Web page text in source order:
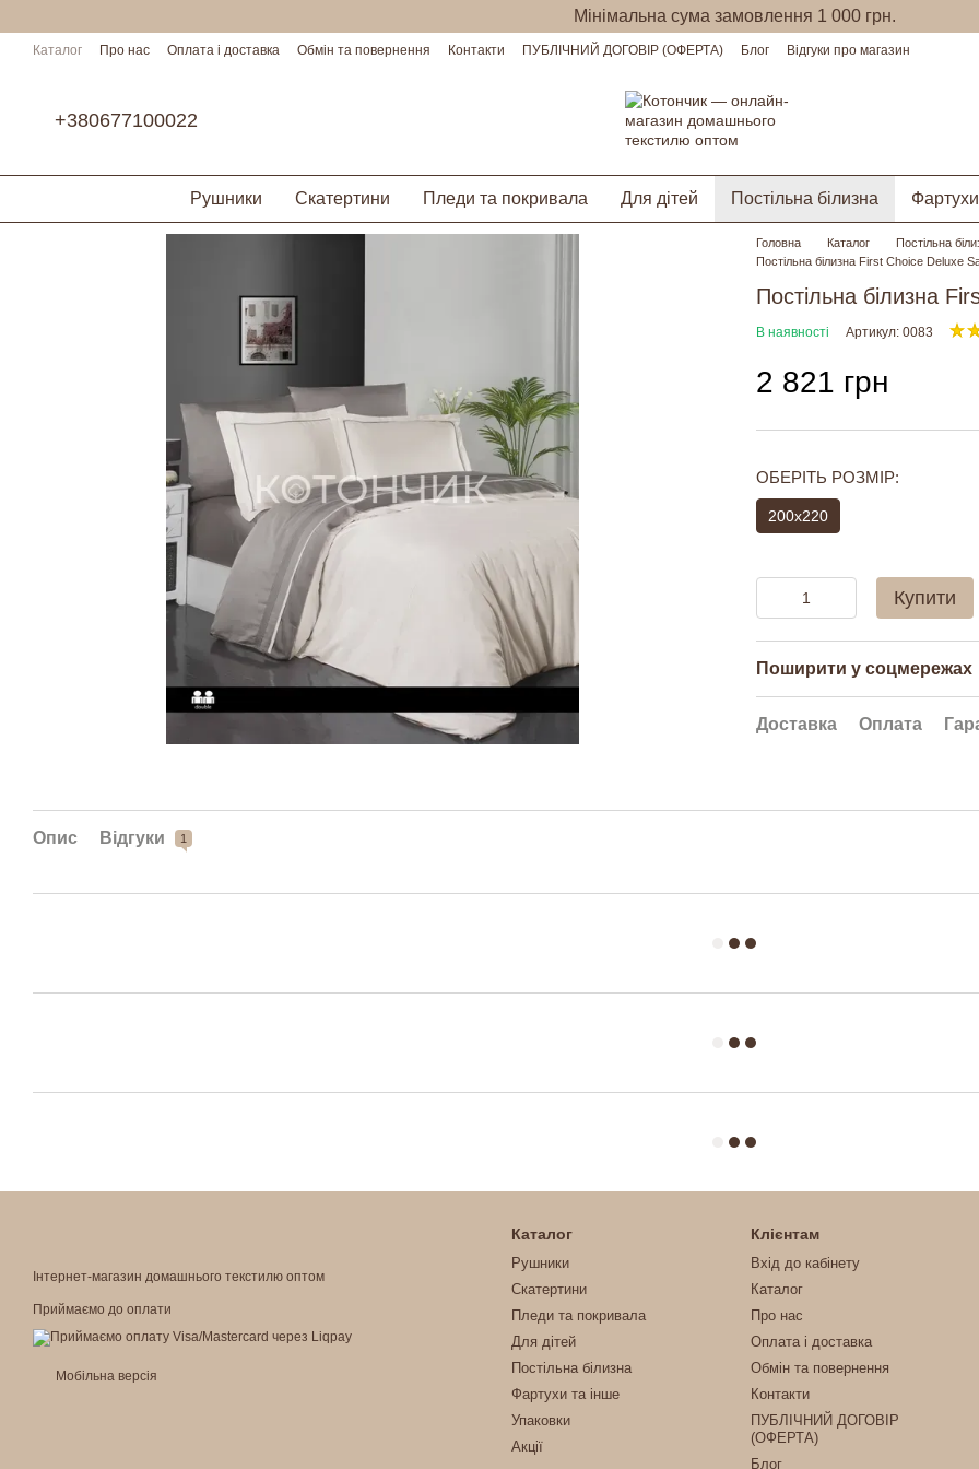
Мінімальна сума замовлення 1 000 грн.
Каталог Про нас Оплата і доставка Обмін та повернення Контакти ПУБЛІЧНИЙ ДОГОВІР (ОФЕРТА) Блог
Відгуки про магазин
+380677100022
Рушники Скатертини Пледи та покривала Для дітей Постільна білизна
Головна Каталог Постільна
Постільна білизна First Choice Deluxe
Постільна білизна
В наявності Артикул: 0083
2 821 грн
ОБЕРІТЬ РОЗМІР:
200x220
Купити
Поширити у соцмережах
Доставка Оплата
Опис Відгуки 1
Інтернет-магазин домашнього текстилю оптом
Приймаємо до оплати
Мобільна версія
Каталог
Рушники
Скатертини
Пледи та покривала
Для дітей
Постільна білизна
Фартухи та інше
Упаковки
Акції
Клієнтам
Вхід до кабінету
Каталог
Про нас
Оплата і доставка
Обмін та повернення
Контакти
ПУБЛІЧНИЙ ДОГОВІР
(ОФЕРТА)
Блог